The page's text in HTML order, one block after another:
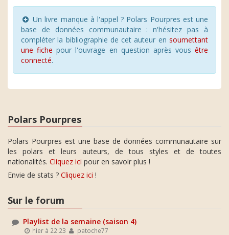
Un livre manque à l'appel ? Polars Pourpres est une
base de données communautaire : n'hésitez pas à
compléter la bibliographie de cet auteur en soumettant
une fiche pour l'ouvrage en question après vous être
connecté.
Polars Pourpres
Polars Pourpres est une base de données communautaire sur
les polars et leurs auteurs, de tous styles et de toutes
nationalités. Cliquez ici pour en savoir plus !
Envie de stats ? Cliquez ici !
Sur le forum
Playlist de la semaine (saison 4)
hier à 22:23 patoche77